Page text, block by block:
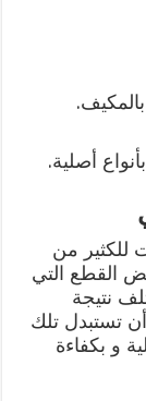
أصلية.
للكثير من
القطع التي
نتيجة
تستبدل تلك
و بكفاءة